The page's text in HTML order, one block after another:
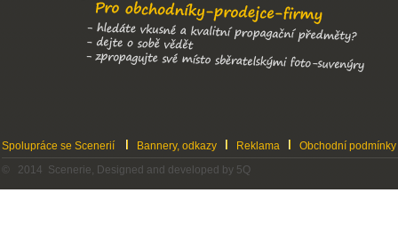
Spolupráce se Scenerií Bannery, odkazy Reklama
Obchodní podmínky
© 2014 Scenerie, Designed and developed by 5Q